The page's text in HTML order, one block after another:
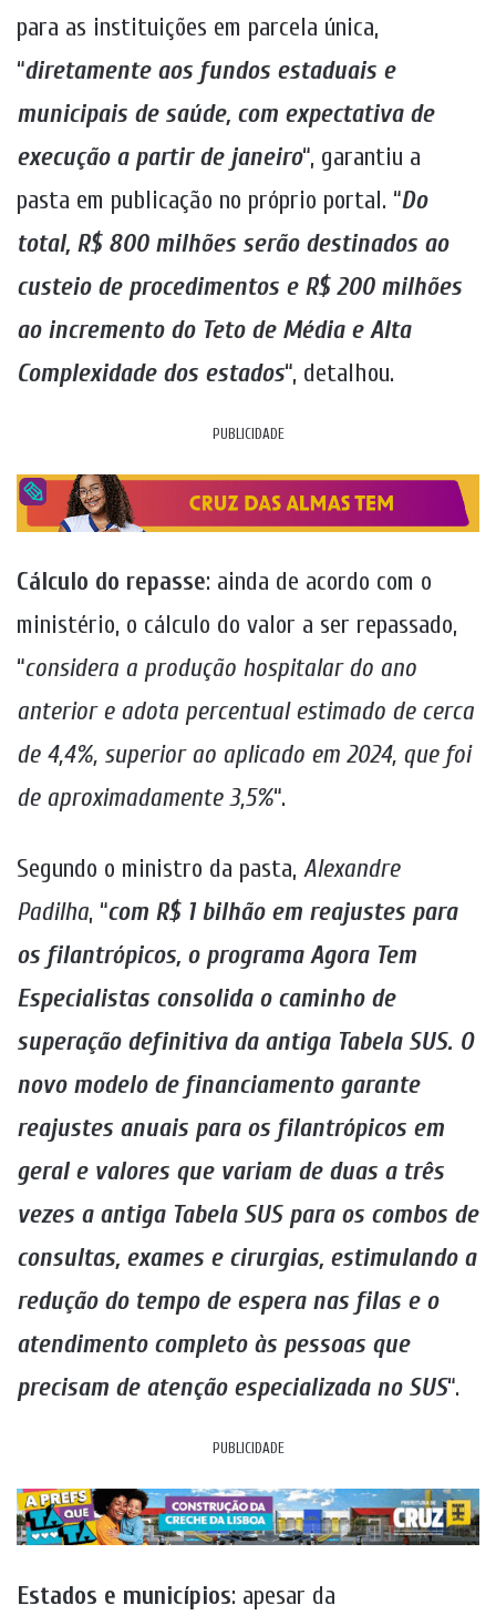
para as instituições em parcela única,
“diretamente aos fundos estaduais e
municipais de saúde, com expectativa de
execução a partir de janeiro“, garantiu a
pasta em publicação no próprio portal. “Do
total, R$ 800 milhões serão destinados ao
custeio de procedimentos e R$ 200 milhões
ao incremento do Teto de Média e Alta
Complexidade dos estados“, detalhou.
PUBLICIDADE
Cálculo do repasse: ainda de acordo com o
ministério, o cálculo do valor a ser repassado,
“considera a produção hospitalar do ano
anterior e adota percentual estimado de cerca
de 4,4%, superior ao aplicado em 2024, que foi
de aproximadamente 3,5%“.
Segundo o ministro da pasta, Alexandre
Padilha, “com R$ 1 bilhão em reajustes para
os filantrópicos, o programa Agora Tem
Especialistas consolida o caminho de
superação definitiva da antiga Tabela SUS. O
novo modelo de financiamento garante
reajustes anuais para os filantrópicos em
geral e valores que variam de duas a três
vezes a antiga Tabela SUS para os combos de
consultas, exames e cirurgias, estimulando a
redução do tempo de espera nas filas e o
atendimento completo às pessoas que
precisam de atenção especializada no SUS“.
PUBLICIDADE
Estados e municípios: apesar da